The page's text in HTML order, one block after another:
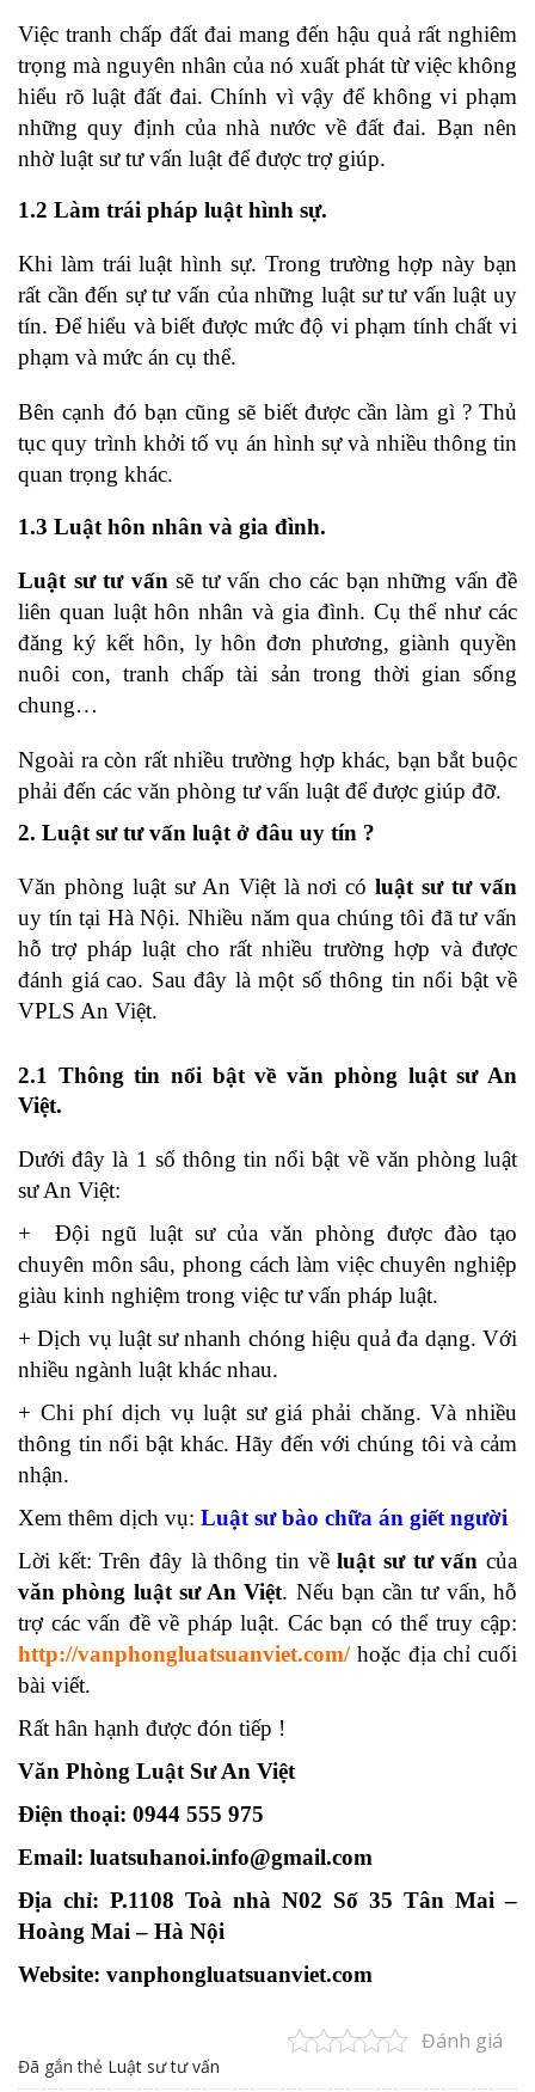
Việc tranh chấp đất đai mang đến hậu quả rất nghiêm
trọng mà nguyên nhân của nó xuất phát từ việc không
hiểu rõ luật đất đai. Chính vì vậy để không vi phạm
những quy định của nhà nước về đất đai. Bạn nên
nhờ luật sư tư vấn luật để được trợ giúp.
1.2 Làm trái pháp luật hình sự.
Khi làm trái luật hình sự. Trong trường hợp này bạn
rất cần đến sự tư vấn của những luật sư tư vấn luật uy
tín. Để hiểu và biết được mức độ vi phạm tính chất vi
phạm và mức án cụ thể.
Bên cạnh đó bạn cũng sẽ biết được cần làm gì ? Thủ
tục quy trình khởi tố vụ án hình sự và nhiều thông tin
quan trọng khác.
1.3 Luật hôn nhân và gia đình.
Luật sư tư vấn sẽ tư vấn cho các bạn những vấn đề
liên quan luật hôn nhân và gia đình. Cụ thể như các
đăng ký kết hôn, ly hôn đơn phương, giành quyền
nuôi con, tranh chấp tài sản trong thời gian sống
chung…
Ngoài ra còn rất nhiều trường hợp khác, bạn bắt buộc
phải đến các văn phòng tư vấn luật để được giúp đỡ.
2. Luật sư tư vấn luật ở đâu uy tín ?
Văn phòng luật sư An Việt là nơi cóluật sư tư vấn
uy tín tại Hà Nội. Nhiều năm qua chúng tôi đã tư vấn
hỗ trợ pháp luật cho rất nhiều trường hợp và được
đánh giá cao. Sau đây là một số thông tin nổi bật về
VPLS An Việt.
2.1 Thông tin nổi bật về văn phòng luật sư An
Việt.
Dưới đây là 1 số thông tin nổi bật về văn phòng luật
sư An Việt:
+ Đội ngũ luật sư của văn phòng được đào tạo
chuyên môn sâu, phong cách làm việc chuyên nghiệp
giàu kinh nghiệm trong việc tư vấn pháp luật.
+ Dịch vụ luật sư nhanh chóng hiệu quả đa dạng. Với
nhiều ngành luật khác nhau.
+ Chi phí dịch vụ luật sư giá phải chăng. Và nhiều
thông tin nổi bật khác. Hãy đến với chúng tôi và cảm
nhận.
Xem thêm dịch vụ: Luật sư bào chữa án giết người
Lời kết: Trên đây là thông tin vềluật sư tư vấn của
văn phòng luật sư An Việt. Nếu bạn cần tư vấn, hỗ
trợ các vấn đề về pháp luật. Các bạn có thể truy cập:
http://vanphongluatsuanviet.com/hoặc địa chỉ cuối
bài viết.
Rất hân hạnh được đón tiếp !
Văn Phòng Luật Sư An Việt
Điện thoại: 0944 555 975
Email: luatsuhanoi.info@gmail.com
Địa chỉ: P.1108 Toà nhà N02 Số 35 Tân Mai –
Hoàng Mai – Hà Nội
Website: vanphongluatsuanviet.com
Đánh giá
Đã gắn thẻ Luật sư tư vấn